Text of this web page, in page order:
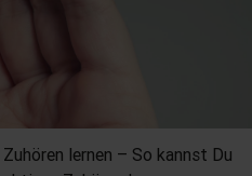
Zuhören lernen – So kannst Du